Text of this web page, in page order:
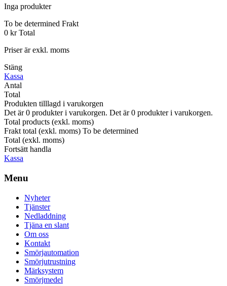
Inga produkter
To be determined Frakt
0 kr Total
Priser är exkl. moms
Stäng
Kassa
Antal
Total
Produkten tilllagd i varukorgen
Det är0 produkter i varukorgen. Det är0 produkter i varukorgen.
Total products (exkl. moms)
Frakt total (exkl. moms) To be determined
Total (exkl. moms)
Fortsätt handla
Kassa
Menu
Nyheter
Tjänster
Nedladdning
Tjäna en slant
Om oss
Kontakt
Smörjautomation
Smörjutrustning
Märksystem
Smörjmedel